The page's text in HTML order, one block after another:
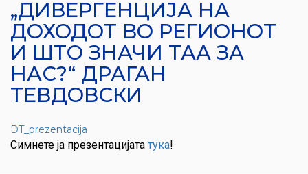
„ДИВЕРГЕНЦИЈА НА
ДОХОДОТ ВО РЕГИОНОТ
И ШТО ЗНАЧИ ТАА ЗА
НАС?“ ДРАГАН
ТЕВДОВСКИ
DT_prezentacija
Симнете ја презентацијата тука!